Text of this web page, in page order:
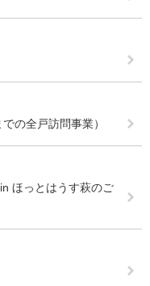
の全戸訪問事業）
ほっとはうす萩のご